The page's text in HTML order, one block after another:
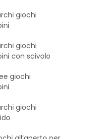
giochi
giochi
con scivolo
giochi
giochi